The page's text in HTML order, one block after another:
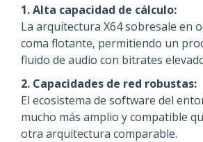
1. Alta capacidad de cálculo:
La arquitectura X64 sobresale en
coma flotante, permitiendo un
fluido de audio con bitrates
2. Capacidades de red robustas:
El ecosistema de software del
mucho más amplio y compatible
otra arquitectura comparable.